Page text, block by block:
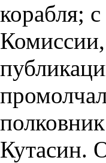
корабля;
Кутасин.